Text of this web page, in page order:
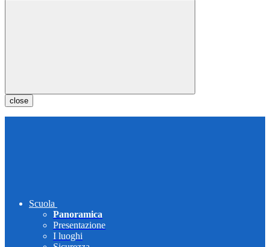
close
Scuola
Panoramica
Presentazione
I luoghi